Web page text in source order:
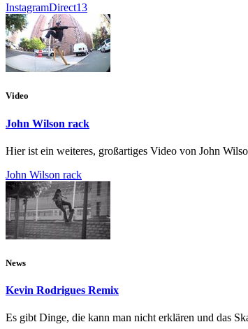
InstagramDirect13
Video
John Wilson rack
Hier ist ein weiteres, großartiges Video von John
John Wilson rack
News
Kevin Rodrigues Remix
Es gibt Dinge, die kann man nicht erklären und das